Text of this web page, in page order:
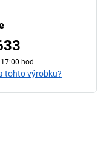
hod.
tohto výrobku?